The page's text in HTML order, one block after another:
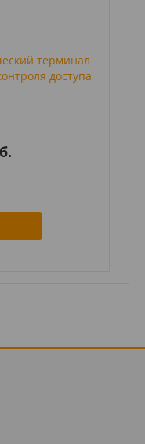
терминал
доступа